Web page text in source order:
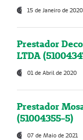
15 de Janeiro de 2020
Prestador
LTDA
01 de Abril de 2020
Prestador
(51004355-5)
07 de Maio de 2021